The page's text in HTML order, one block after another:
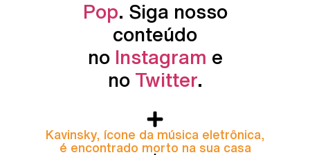
Pop. Siga nosso
conteúdo
no Instagram e
no Twitter.
Kavinsky, ícone da música eletrônica,
é encontrado morto na sua casa